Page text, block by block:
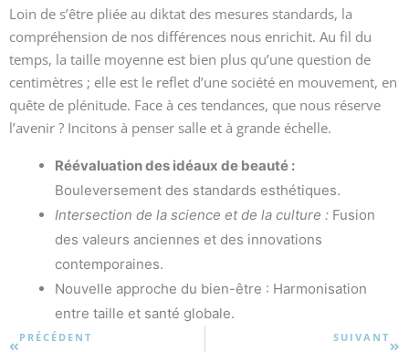
Loin de s’être pliée au diktat des mesures standards, la
compréhension de nos différences nous enrichit. Au fil du
temps, la taille moyenne est bien plus qu’une question de
centimètres ; elle est le reflet d’une société en mouvement, en
quête de plénitude. Face à ces tendances, que nous réserve
l’avenir ? Incitons à penser salle et à grande échelle.
Réévaluation des idéaux de beauté :
Bouleversement des standards esthétiques.
Intersection de la science et de la culture : Fusion
des valeurs anciennes et des innovations
contemporaines.
Nouvelle approche du bien-être : Harmonisation
entre taille et santé globale.
PRÉCÉDENT SUIVANT